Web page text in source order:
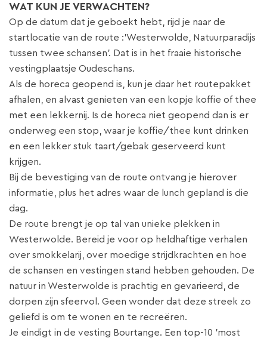
WAT KUN JE VERWACHTEN?
Op de datum dat je geboekt hebt, rijd je naar de
startlocatie van de route :'Westerwolde, Natuurparadijs
tussen twee schansen'. Dat is in het fraaie historische
vestingplaatsje Oudeschans.
Als de horeca geopend is, kun je daar het routepakket
afhalen, en alvast genieten van een kopje koffie of thee
met een lekkernij. Is de horeca niet geopend dan is er
onderweg een stop, waar je koffie/thee kunt drinken
en een lekker stuk taart/gebak geserveerd kunt
krijgen.
Bij de bevestiging van de route ontvang je hierover
informatie, plus het adres waar de lunch gepland is die
dag.
De route brengt je op tal van unieke plekken in
Westerwolde. Bereid je voor op heldhaftige verhalen
over smokkelarij, over moedige strijdkrachten en hoe
de schansen en vestingen stand hebben gehouden. De
natuur in Westerwolde is prachtig en gevarieerd, de
dorpen zijn sfeervol. Geen wonder dat deze streek zo
geliefd is om te wonen en te recreëren.
Je eindigt in de vesting Bourtange. Een top-10 'most